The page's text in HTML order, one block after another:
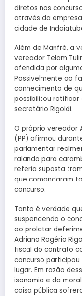
diretos nos
através da
cidade de
Além de Manfré, a
vereador Telam
ofendida por
Possivelmente ao
conhecimento de
possibilitou retificar
secretário Rigoldi.
O próprio vereador
(PP) afirmou
parlamentar
ralando para
referia suposta
que comandaram
concurso.
Tanto é verdade
suspendendo o
ao prolatar
Adriano Rogério
fiscal do contrato
concurso
lugar. Em razão
isonomia e da
coisa pública